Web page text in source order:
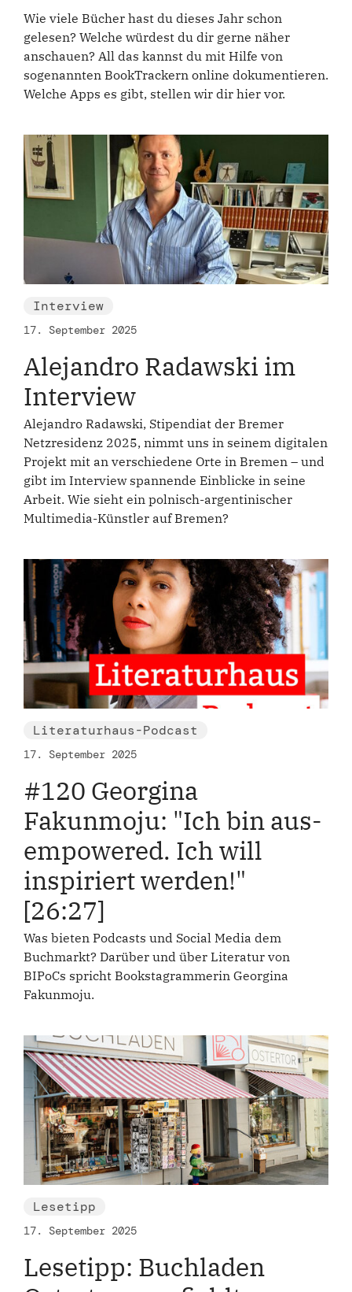
Wie viele Bücher hast du dieses Jahr schon
gelesen? Welche würdest du dir gerne näher
anschauen? All das kannst du mit Hilfe von
sogenannten BookTrackern online dokumentieren.
Welche Apps es gibt, stellen wir dir hier vor.
Interview
17. September 2025
Alejandro Radawski im
Interview
Alejandro Radawski, Stipendiat der Bremer
Netzresidenz 2025, nimmt uns in seinem digitalen
Projekt mit an verschiedene Orte in Bremen – und
gibt im Interview spannende Einblicke in seine
Arbeit. Wie sieht ein polnisch-argentinischer
Multimedia-Künstler auf Bremen?
Literaturhaus-Podcast
17. September 2025
#120 Georgina
Fakunmoju: "Ich bin aus-
empowered. Ich will
inspiriert werden!"
[26:27]
Was bieten Podcasts und Social Media dem
Buchmarkt? Darüber und über Literatur von
BIPoCs spricht Bookstagrammerin Georgina
Fakunmoju.
Lesetipp
17. September 2025
Lesetipp: Buchladen